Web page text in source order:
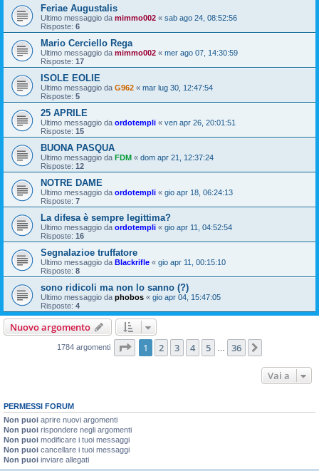
Feriae Augustalis
Ultimo messaggio da mimmo002 « sab ago 24, 08:52:56
Risposte: 6
Mario Cerciello Rega
Ultimo messaggio da mimmo002 « mer ago 07, 14:30:59
Risposte: 17
ISOLE EOLIE
Ultimo messaggio da G962 « mar lug 30, 12:47:54
Risposte: 5
25 APRILE
Ultimo messaggio da ordotempli « ven apr 26, 20:01:51
Risposte: 15
BUONA PASQUA
Ultimo messaggio da FDM « dom apr 21, 12:37:24
Risposte: 12
NOTRE DAME
Ultimo messaggio da ordotempli « gio apr 18, 06:24:13
Risposte: 7
La difesa è sempre legittima?
Ultimo messaggio da ordotempli « gio apr 11, 04:52:54
Risposte: 16
Segnalazioe truffatore
Ultimo messaggio da Blackrifle « gio apr 11, 00:15:10
Risposte: 8
sono ridicoli ma non lo sanno (?)
Ultimo messaggio da phobos « gio apr 04, 15:47:05
Risposte: 4
Nuovo argomento
1784 argomenti Pagina di 36
1 2 3 4 5 36
Vai a
PERMESSI FORUM
Non puoi aprire nuovi argomenti
Non puoi rispondere negli argomenti
Non puoi modificare i tuoi messaggi
Non puoi cancellare i tuoi messaggi
Non puoi inviare allegati